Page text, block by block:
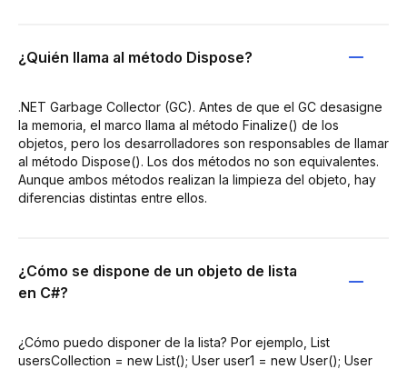
¿Quién llama al método Dispose?
.NET Garbage Collector (GC). Antes de que el GC desasigne
la memoria, el marco llama al método Finalize() de los
objetos, pero los desarrolladores son responsables de llamar
al método Dispose(). Los dos métodos no son equivalentes.
Aunque ambos métodos realizan la limpieza del objeto, hay
diferencias distintas entre ellos.
¿Cómo se dispone de un objeto de lista
en C#?
¿Cómo puedo disponer de la lista? Por ejemplo, List
usersCollection = new List(); User user1 = new User(); User